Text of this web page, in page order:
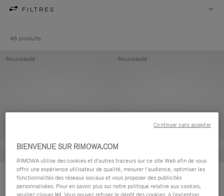
FILTRES
46 produits
Groove - Cuir Pochette zippée
420,00 €
Nouveauté
Groove - Cuir Pochette zippée
420,00 €
Nouveauté
BIENVENUE SUR RIMOWA.COM
RIMOWA utilise des cookies et d’autres traceurs sur ce site Web afin de vous
offrir une expérience utilisateur de qualité, mesurer l’audience, optimiser les
fonctionnalités des réseaux sociaux et vous proposer des publicités
personnalisées. Pour en savoir plus sur notre politique relative aux cookies,
Continuer sans accepter